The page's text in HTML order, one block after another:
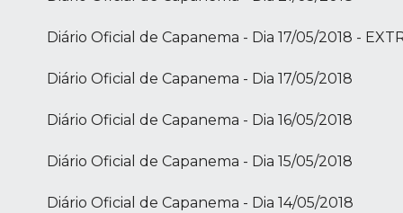
Diário Oficial de Capanema - Dia 17/05/2018 -
Diário Oficial de Capanema - Dia 17/05/2018
Diário Oficial de Capanema - Dia 16/05/2018
Diário Oficial de Capanema - Dia 15/05/2018
Diário Oficial de Capanema - Dia 14/05/2018